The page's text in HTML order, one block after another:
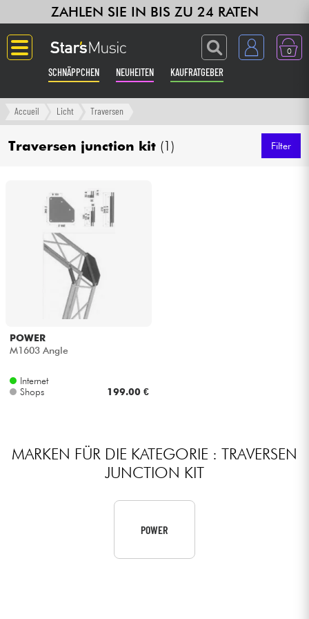
ZAHLEN SIE IN BIS ZU 24 RATEN
0
SCHNÄPPCHEN NEUHEITEN KAUFRATGEBER
Langue
Gitarre & Bass
Klaviere & Piano
Synths & samplers
Studio
Kopfhörer
Mikros
Accueil Licht Traversen
Traversen junction kit (1) Filter
POWER
M1603 Angle
Internet
Shops
199.00 €
MARKEN FÜR DIE KATEGORIE : TRAVERSEN
JUNCTION KIT
POWER